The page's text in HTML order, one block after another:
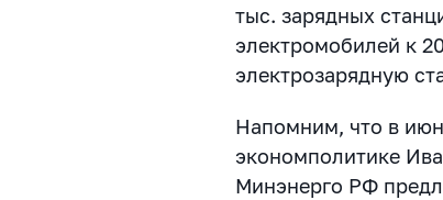
тыс. зарядных
электромобилей к
электрозарядную
Напомним, что в
экономполитике
Минэнерго РФ